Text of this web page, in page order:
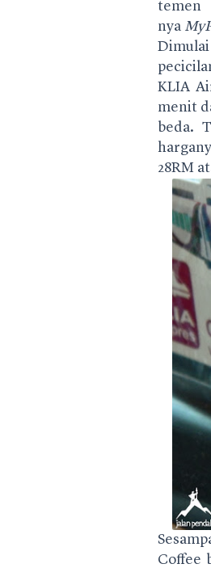
temen
nya
KLIA
menit
beda.
28RM
Coffee